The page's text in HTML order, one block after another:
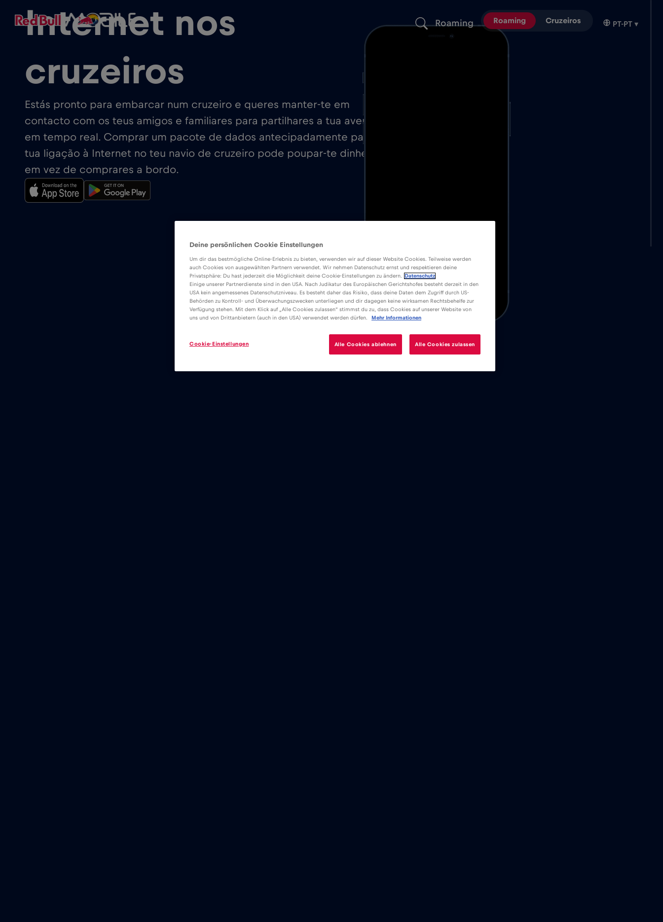
Roaming Roaming Cruzeiros PT-PT ▾
Internet nos
cruzeiros
Estás pronto para embarcar num cruzeiro e queres manter-te em
contacto com os teus amigos e familiares para partilhares a tua aventura
em tempo real. Comprar um pacote de dados antecipadamente para a
tua ligação à Internet no teu navio de cruzeiro pode poupar-te dinheiro,
em vez de comprares a bordo.
Deine persönlichen Cookie Einstellungen
Um dir das bestmögliche Online-Erlebnis zu bieten, verwenden wir auf dieser Website Cookies. Teilweise werden
auch Cookies von ausgewählten Partnern verwendet. Wir nehmen Datenschutz ernst und respektieren deine
Privatsphäre: Du hast jederzeit die Möglichkeit deine Cookie-Einstellungen zu ändern.
Datenschutz
Einige unserer Partnerdienste sind in den USA. Nach Judikatur des Europäischen Gerichtshofes besteht derzeit in den
USA kein angemessenes Datenschutzniveau. Es besteht daher das Risiko, dass deine Daten dem Zugriff durch US-
Behörden zu Kontroll- und Überwachungszwecken unterliegen und dir dagegen keine wirksamen Rechtsbehelfe zur
Verfügung stehen. Mit dem Klick auf „Alle Cookies zulassen“ stimmst du zu, dass Cookies auf unserer Website von
uns und von Drittanbietern (auch in den USA) verwendet werden dürfen.
Mehr Informationen
Alle Cookies ablehnen Alle Cookies zulassen
Cookie-Einstellungen